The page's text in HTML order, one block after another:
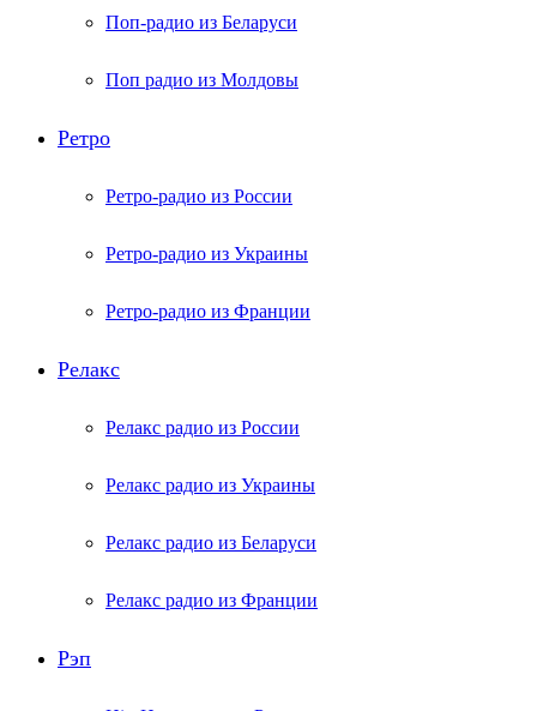
Поп-радио из Беларуси
Поп радио из Молдовы
Ретро
Ретро-радио из России
Ретро-радио из Украины
Ретро-радио из Франции
Релакс
Релакс радио из России
Релакс радио из Украины
Релакс радио из Беларуси
Релакс радио из Франции
Рэп